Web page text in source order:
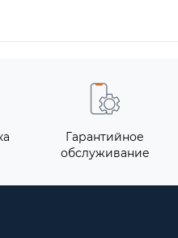
Гарантийное
обслуживание